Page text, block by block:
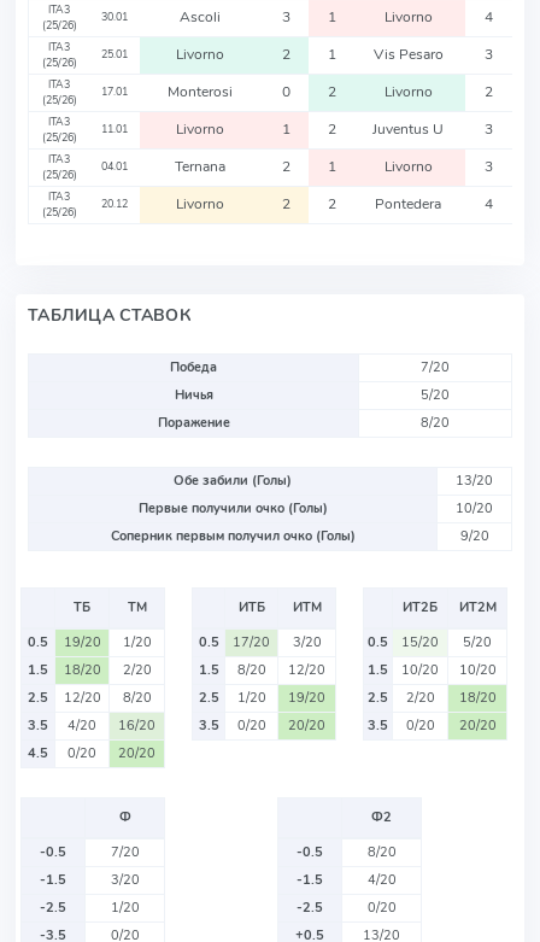
ITA3
(25/26)
30.01 Ascoli 3 1 Livorno 4
ITA3
(25/26)
25.01 Livorno 2 1 Vis Pesaro 3
ITA3
(25/26)
17.01 Monterosi 0 2 Livorno 2
ITA3
(25/26)
11.01 Livorno 1 2 Juventus U 3
ITA3
(25/26)
04.01 Ternana 2 1 Livorno 3
ITA3
(25/26)
20.12 Livorno 2 2 Pontedera 4
ТАБЛИЦА СТАВОК
Победа
7/20
Ничья
5/20
Поражение
8/20
Обе забили (Голы)
13/20
Первые получили очко (Голы)
10/20
Соперник первым получил очко (Голы)
9/20
ТБ
ТМ
0.5
19/20
1/20
1.5
18/20
2/20
2.5
12/20
8/20
3.5
4/20
16/20
4.5
0/20 20/20
ИТБ
ИТМ
0.5
17/20
3/20
1.5
8/20
12/20
2.5
1/20
19/20
3.5
0/20 20/20
ИТ2Б
ИТ2М
0.5
15/20
5/20
1.5
10/20
10/20
2.5
2/20
18/20
3.5
0/20 20/20
Ф
-0.5
7/20
-1.5
3/20
-2.5
1/20
-3.5
0/20
Ф2
-0.5
8/20
-1.5
4/20
-2.5
0/20
+0.5
13/20